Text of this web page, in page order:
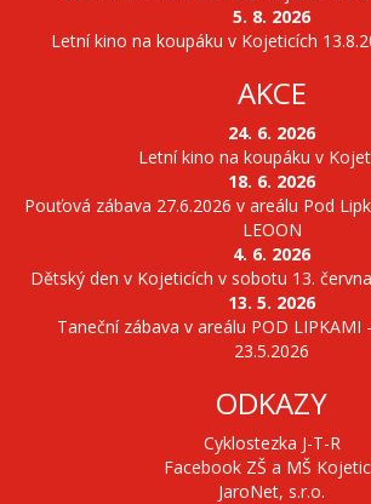
5. 8. 2026
Letní kino na koupáku v Kojeticích
AKCE
24. 6. 2026
Letní kino na koupáku v
18. 6. 2026
Pouťová zábava 27.6.2026 v areálu Pod
LEOON
4. 6. 2026
Dětský den v Kojeticích v sobotu 13.
13. 5. 2026
Taneční zábava v areálu POD LIPKAMI
23.5.2026
ODKAZY
Cyklostezka J-T-R
Facebook ZŠ a MŠ
JaroNet, s.r.o.